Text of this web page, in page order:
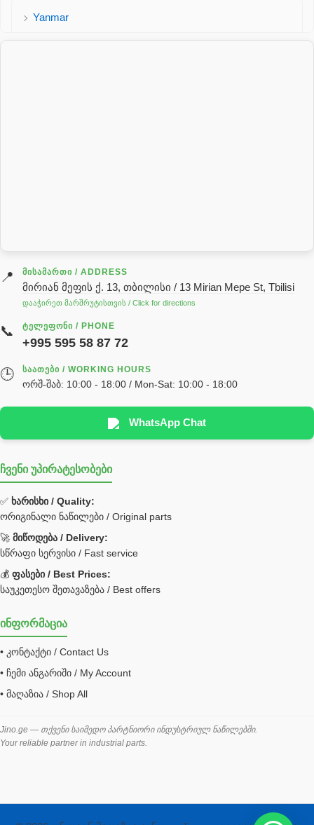
Yanmar
გადაცემათა კოლოფის ზეთი( კარობკის ზეთი)
ძრავის ზეთი
ჰიდრავლიკის ზეთი
реек
სხადასხვა
Hyva
უჟანგავი ფოლადი
Bobcat ფილტრი
Caterpillar ფილტრი
JCB ფილტრი
ქვაბი გათბობა მილები
შემაერთებელი / გადამყვანი UNF ORFS
შემაერთებელი BSPP /გადამყვანი
შესაფუთი მანქანა ვაკუმით
შლანგი
საწვავის შლანგი
📍 ᲛᲘᲡᲐᲛᲐᲠᲗᲘ / ADDRESS
მირიან მეფის ქ. 13, თბილისი / 13 Mirian Mepe St, Tbilisi
დააჭირეთ მარშრუტისთვის / Click for directions
📞 ᲢᲔᲚᲔᲤᲝᲜᲘ / PHONE
+995 595 58 87 72
🕒 ᲡᲐᲐᲗᲔᲑᲘ / WORKING HOURS
ორშ-შაბ: 10:00 - 18:00 / Mon-Sat: 10:00 - 18:00
WhatsApp Chat
ჩვენი უპირატესობები
✅ ხარისხი / Quality:
ორიგინალი ნაწილები / Original parts
🚀 მიწოდება / Delivery:
სწრაფი სერვისი / Fast service
💰 ფასები / Best Prices:
საუკეთესო შეთავაზება / Best offers
ინფორმაცია
• კონტაქტი / Contact Us
• ჩემი ანგარიში / My Account
• მაღაზია / Shop All
Jino.ge — თქვენი საიმედო პარტნიორი ინდუსტრიულ ნაწილებში.
Your reliable partner in industrial parts.